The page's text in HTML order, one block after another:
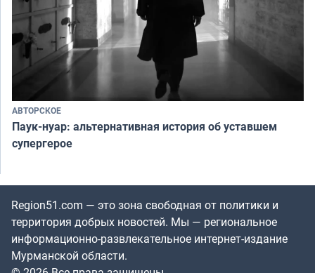
АВТОРСКОЕ
Паук-нуар: альтернативная история об уставшем
супергерое
Region51.com — это зона свободная от политики и
территория добрых новостей. Мы — региональное
информационно-развлекательное интернет-издание
Мурманской области.